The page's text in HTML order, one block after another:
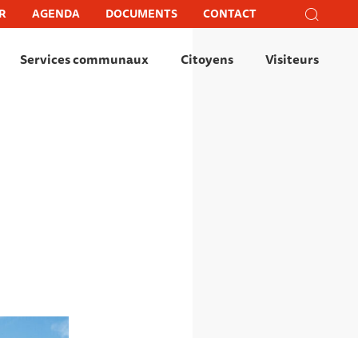
AGENDA DOCUMENTS CONTACT
Services communaux Citoyens Visiteurs